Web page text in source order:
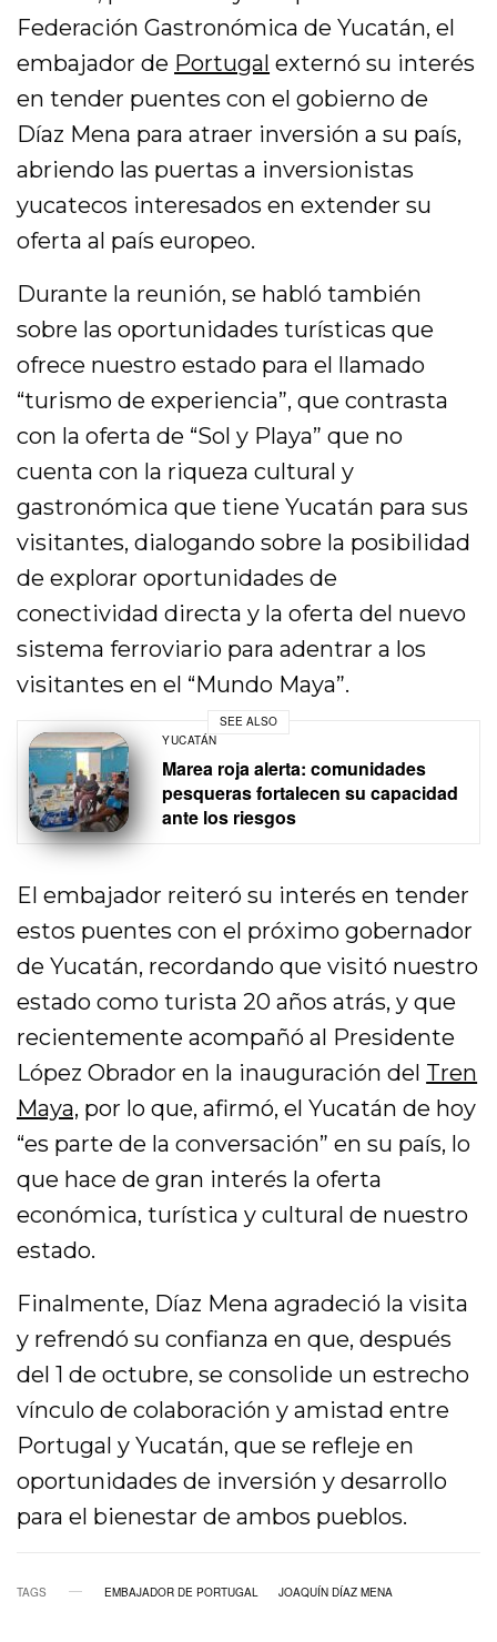
Federación Gastronómica de Yucatán, el
embajador de Portugal externó su interés
en tender puentes con el gobierno de
Díaz Mena para atraer inversión a su país,
abriendo las puertas a inversionistas
yucatecos interesados en extender su
oferta al país europeo.
Durante la reunión, se habló también
sobre las oportunidades turísticas que
ofrece nuestro estado para el llamado
“turismo de experiencia”, que contrasta
con la oferta de “Sol y Playa” que no
cuenta con la riqueza cultural y
gastronómica que tiene Yucatán para sus
visitantes, dialogando sobre la posibilidad
de explorar oportunidades de
conectividad directa y la oferta del nuevo
sistema ferroviario para adentrar a los
visitantes en el “Mundo Maya”.
SEE ALSO
YUCATÁN
Marea roja alerta: comunidades
pesqueras fortalecen su capacidad
ante los riesgos
El embajador reiteró su interés en tender
estos puentes con el próximo gobernador
de Yucatán, recordando que visitó nuestro
estado como turista 20 años atrás, y que
recientemente acompañó al Presidente
López Obrador en la inauguración del Tren
Maya, por lo que, afirmó, el Yucatán de hoy
“es parte de la conversación” en su país, lo
que hace de gran interés la oferta
económica, turística y cultural de nuestro
estado.
Finalmente, Díaz Mena agradeció la visita
y refrendó su confianza en que, después
del 1 de octubre, se consolide un estrecho
vínculo de colaboración y amistad entre
Portugal y Yucatán, que se refleje en
oportunidades de inversión y desarrollo
para el bienestar de ambos pueblos.
TAGS EMBAJADOR DE PORTUGAL JOAQUÍN DÍAZ MENA